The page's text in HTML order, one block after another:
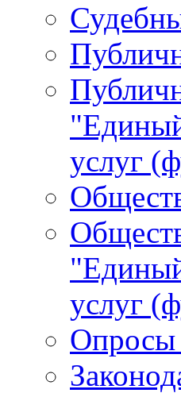
услуг
услуг
Опросы